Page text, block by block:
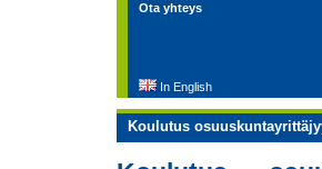
Ota yhteys
In English
Koulutus